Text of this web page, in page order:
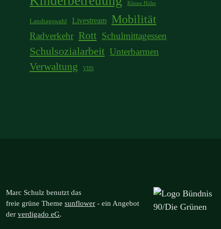
Kleine Höhe
Landtagswahl Livestream Mobilität
Radverkehr Rott Schulmittagessen
Schulsozialarbeit Unterbarmen
Verwaltung VHS
Marc Schulz benutzt das
freie grüne Theme sunflower ‐ ein Angebot
der verdigado eG.